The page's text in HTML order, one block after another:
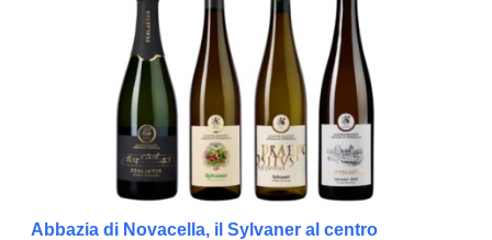
Abbazia di Novacella, il Sylvaner al centro